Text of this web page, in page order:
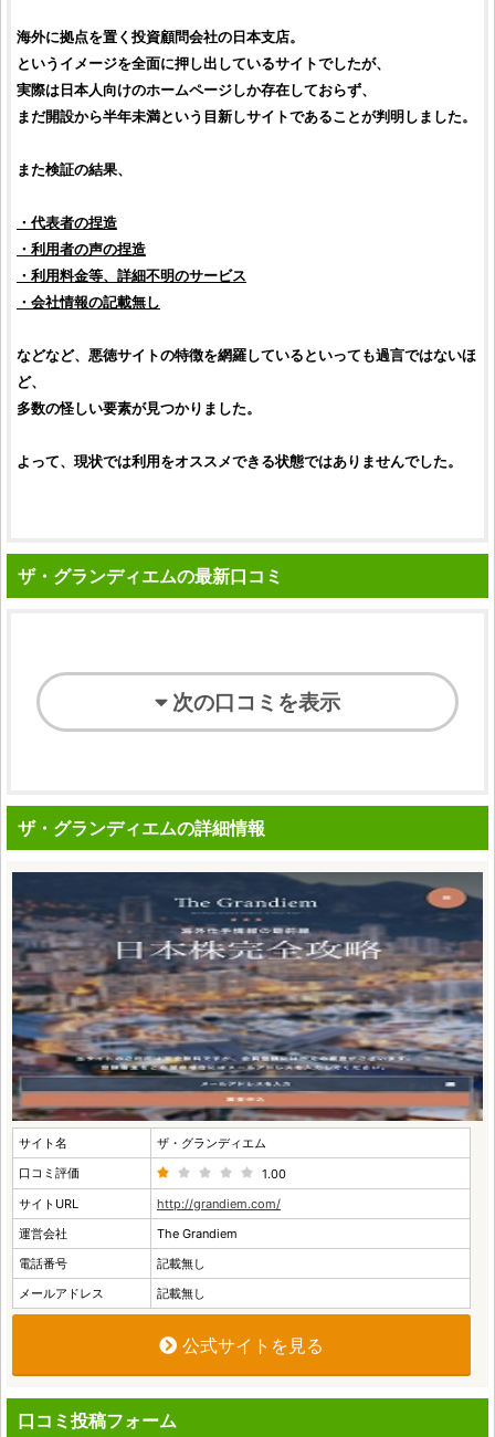
海外に拠点を置く 投資顧問会社の日本支店。
というイメージを全面に押し出しているサイトでしたが、
実際は日本人向けのホームページしか存在しておらず、
まだ開設から半年未満という目新しサイトであることが判明しました。
また検証の結果、
・代表者の捏造
・利用者の声の捏造
・利用料金等、詳細不明のサービス
・会社情報の記載無し
などなど、 悪徳サイトの特徴を網羅しているといっても過言ではないほ
ど、
多数の怪しい要素が見つかりました。
よって、現状では利用をオススメできる状態ではありませんでした。
ザ・グランディエムの最新口コミ
次の口コミを表示
ザ・グランディエムの詳細情報
サイト名
ザ・グランディエム
口コミ評価
1.00
サイトURL
http://grandiem.com/
運営会社
The Grandiem
電話番号
記載無し
メールアドレス
記載無し
公式サイトを見る
口コミ投稿フォーム